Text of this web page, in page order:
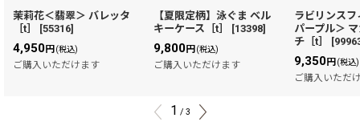
茉莉花＜翡翠＞ バレッタ
［t］
[55316]
4,950円 (税込)
ご購入いただけます
【夏限定柄】泳ぐま ベル
キーケース［t］
[13398]
9,800円 (税込)
ご購入いただけます
ラビリンス
パープル＞
チ［t］
[
9,350円 (税込)
ご購入いただ
1 / 3